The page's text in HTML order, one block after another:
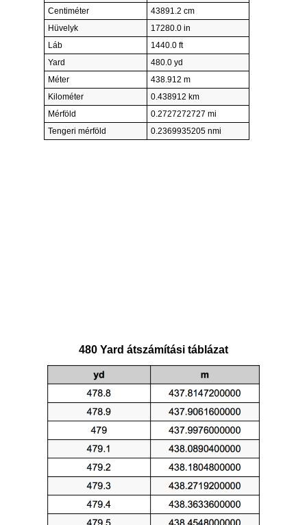
Centiméter
43891.2 cm
Hüvelyk
17280.0 in
Láb
1440.0 ft
Yard
480.0 yd
Méter
438.912 m
Kilométer
0.438912 km
Mérföld
0.2727272727 mi
Tengeri mérföld
0.2369935205 nmi
480 Yard átszámítási táblázat